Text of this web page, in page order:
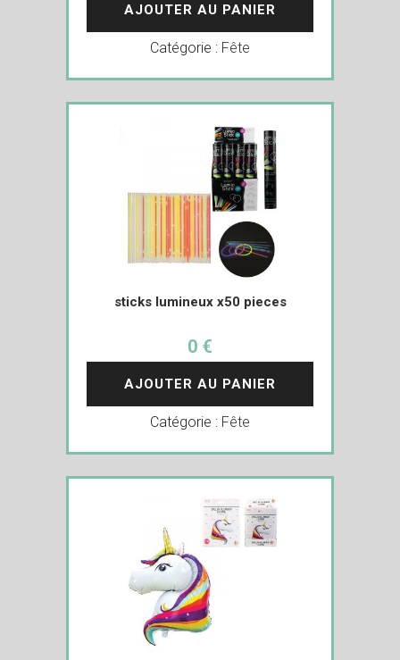
AJOUTER AU PANIER
Catégorie : Fête
sticks lumineux x50 pieces
0 €
AJOUTER AU PANIER
Catégorie : Fête